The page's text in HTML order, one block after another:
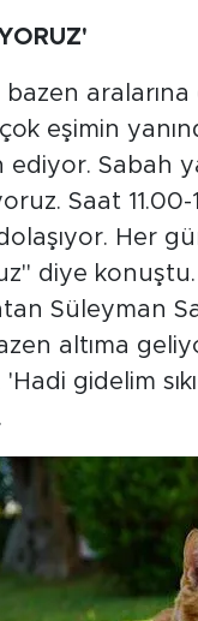
bazen
eşimin
ediyor. Sabah
Saat
Her
diye
Süleyman
altıma
gidelim